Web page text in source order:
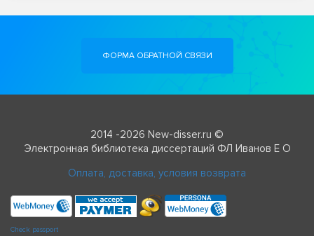
ФОРМА ОБРАТНОЙ СВЯЗИ
2014 -2026 New-disser.ru ©
Электронная библиотека диссертаций ФЛ Иванов Е О
Оплата, доставка, условия возврата
Check passport